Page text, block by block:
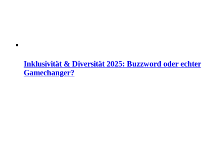
Inklusivität & Diversität 2025: Buzzword oder echter
Gamechanger?